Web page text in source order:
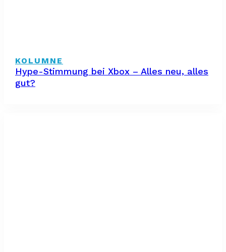
KOLUMNE
Hype-Stimmung bei Xbox – Alles neu, alles
gut?